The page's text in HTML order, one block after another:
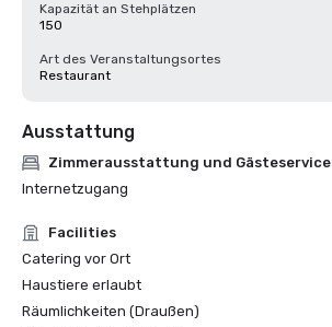
Kapazität an Stehplätzen
150
Art des Veranstaltungsortes
Restaurant
Ausstattung
Zimmerausstattung und Gästeservice
Internetzugang
Facilities
Catering vor Ort
Haustiere erlaubt
Räumlichkeiten (Draußen)